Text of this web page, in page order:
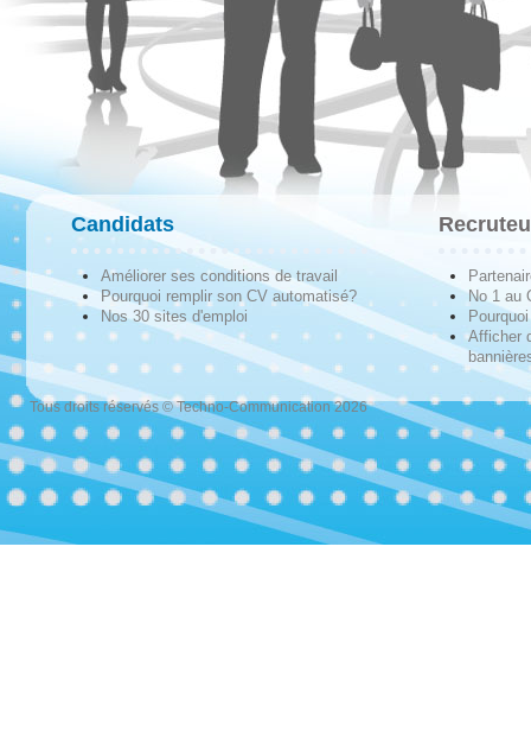
Candidats
Améliorer ses conditions de travail
Pourquoi remplir son CV automatisé?
Nos 30 sites d'emploi
No 1 au
Afficher
Tous droits réservés © Techno-Communication 2026